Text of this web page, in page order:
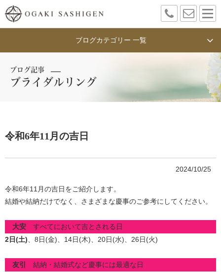
ブログカテゴリー 一覧
ブログ記事
ブライダルリング
令和6年11月の吉日
2024/10/25
令和6年11月の吉日をご紹介します。
結婚や結納だけでなく、さまざまな慶事のご参考にしてください。
大安 すべてにおいて吉とされる日
2日(土) 、8日(金)、14日(木)、20日(水)、26日(火)
友引
結納・結婚式など慶事には最適な日